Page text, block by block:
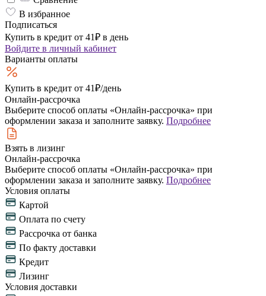
В избранное
Подписаться
Купить в кредит от 41₽ в день
Войдите в личный кабинет
Варианты оплаты
Купить в кредит от 41₽/день
Онлайн-рассрочка
Выберите способ оплаты «Онлайн-рассрочка» при
оформлении заказа и заполните заявку. Подробнее
Взять в лизинг
Онлайн-рассрочка
Выберите способ оплаты «Онлайн-рассрочка» при
оформлении заказа и заполните заявку. Подробнее
Условия оплаты
Картой
Оплата по счету
Рассрочка от банка
По факту доставки
Кредит
Лизинг
Условия доставки